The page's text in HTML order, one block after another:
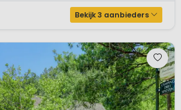
Bekijk 3 aanbieders